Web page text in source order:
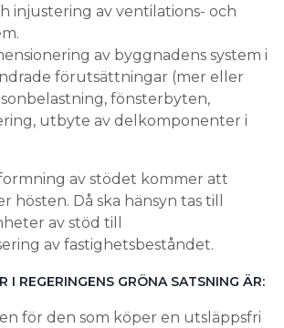
injustering av ventilations- och
av byggnadens system i
förutsättningar (mer eller
fönsterbyten,
utbyte av delkomponenter i
av stödet kommer att
hösten. Då ska hänsyn tas till
av stöd till
av fastighetsbeståndet.
I REGERINGENS GRÖNA SATSNING ÄR:
för den som köper en utsläppsfri